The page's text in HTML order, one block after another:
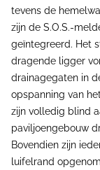
tevens de
zijn de S.O.S.-
geïntegreerd. Het
dragende ligger
drainagegaten in
opspanning van
zijn volledig blind
paviljoengebouw
Bovendien zijn
luifelrand